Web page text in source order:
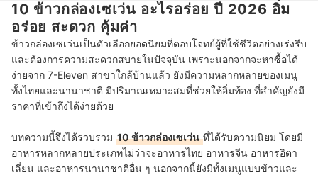
10 ข้าวกล่องเซเว่น อะไรอร่อย ปี 2026 อิ่ม
อร่อย สะดวก คุ้มค่า
ข้าวกล่องเซเว่นเป็นตัวเลือกยอดนิยมที่ตอบโจทย์ผู้ที่ใช้ชีวิตอย่างเร่งรีบ
และต้องการความสะดวกสบายในปัจจุบัน เพราะนอกจากจะหาซื้อได้
ง่ายจาก 7-Eleven สาขาใกล้บ้านแล้ว ยังมีความหลากหลายของเมนู
ทั้งไทยและนานาชาติ มีปริมาณเหมาะสมที่ช่วยให้อิ่มท้อง ที่สำคัญยังมี
ราคาที่เข้าถึงได้ง่ายด้วย
บทความนี้จึงได้รวบรวม 10 ข้าวกล่องเซเว่นที่ได้รับความนิยม โดยมี
อาหารหลากหลายประเภทไม่ว่าจะอาหารไทย อาหารจีน อาหารอิตา
เลี่ยน และอาหารนานาชาติอื่น ๆ นอกจากนี้ยังมีทั้งเมนูแบบข้าวและ